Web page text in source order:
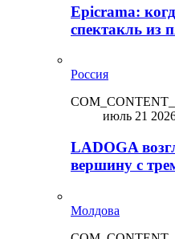
Epicrama:
спектакль из
Россия
июль 21
LADOGA
вершину с
Молдова